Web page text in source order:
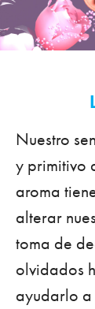
Nuestro
y primitivo
aroma
alterar
toma de
olvidados
ayudarlo a